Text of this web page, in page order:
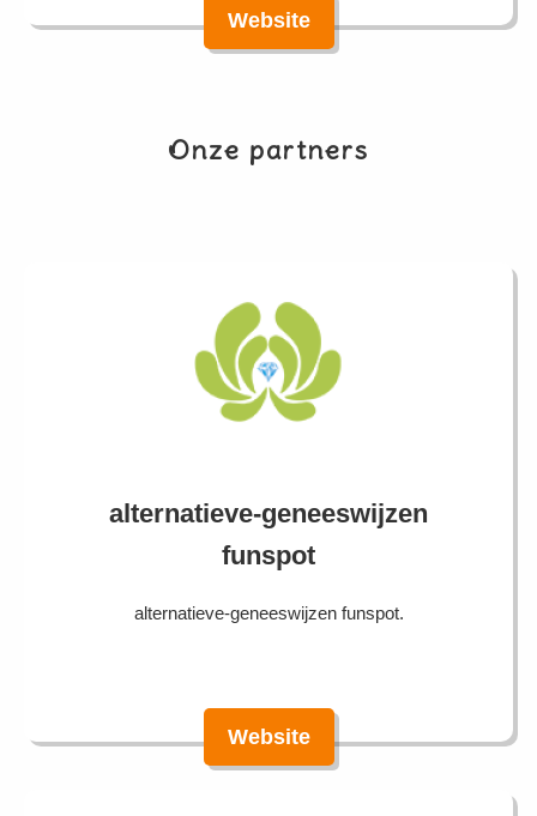
Website
Onze partners
alternatieve-geneeswijzen
funspot
alternatieve-geneeswijzen funspot.
Website